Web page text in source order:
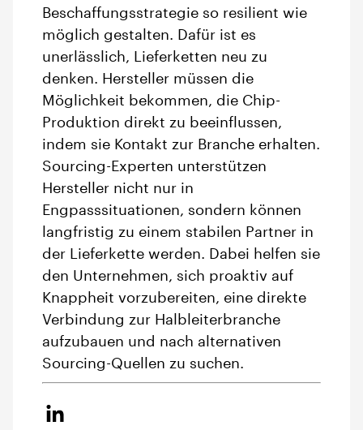
Beschaffungsstrategie so resilient wie
möglich gestalten. Dafür ist es
unerlässlich, Lieferketten neu zu
denken. Hersteller müssen die
Möglichkeit bekommen, die Chip-
Produktion direkt zu beeinflussen,
indem sie Kontakt zur Branche erhalten.
Sourcing-Experten unterstützen
Hersteller nicht nur in
Engpasssituationen, sondern können
langfristig zu einem stabilen Partner in
der Lieferkette werden. Dabei helfen sie
den Unternehmen, sich proaktiv auf
Knappheit vorzubereiten, eine direkte
Verbindung zur Halbleiterbranche
aufzubauen und nach alternativen
Sourcing-Quellen zu suchen.